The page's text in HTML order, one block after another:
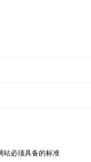
站必须具备的标准